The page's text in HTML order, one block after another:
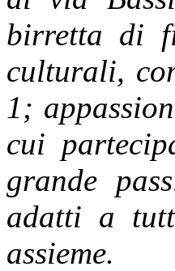
birretta di
culturali,
1;
cui
grande
adatti a
assieme.